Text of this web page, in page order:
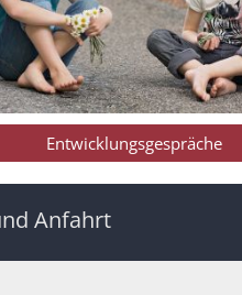
Entwicklungsgespräche
Anfahrt